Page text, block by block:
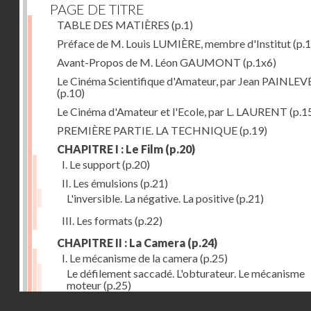
PAGE DE TITRE
TABLE DES MATIÈRES (p.1)
Préface de M. Louis LUMIÈRE, membre d'Institut
Avant-Propos de M. Léon GAUMONT (p.1x6)
Le Cinéma Scientifique d'Amateur, par Jean
(p.10)
Le Cinéma d'Amateur et l'Ecole, par L. LAURENT
PREMIÈRE PARTIE. LA TECHNIQUE(p.19)
CHAPITRE I : Le Film (p.20)
I. Le support(p.20)
II. Les émulsions (p.21)
L'inversible. La négative. La positive(p.21)
III. Les formats (p.22)
CHAPITRE II : La Camera (p.24)
I. Le mécanisme de la camera(p.25)
Le défilement saccadé. L'obturateur. Le mécanisme
moteur(p.25)